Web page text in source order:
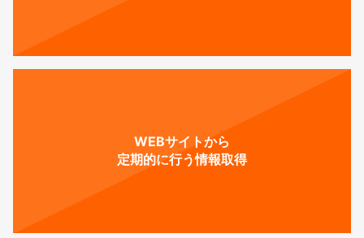
WEBサイトから
定期的に行う情報取得